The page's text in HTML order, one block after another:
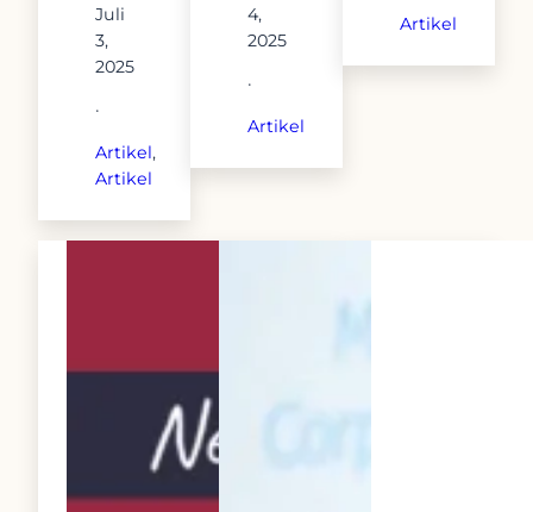
Juli
3,
2025
·
Artikel
Artikel
4,
2025
·
Artikel
Artikel